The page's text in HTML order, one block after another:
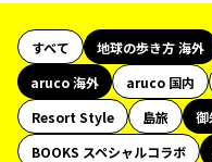
すべて 地球の歩き方 海外
aruco 海外
aruco 国内
Resort Style
島旅 御
BOOKS スペシャルコラボ